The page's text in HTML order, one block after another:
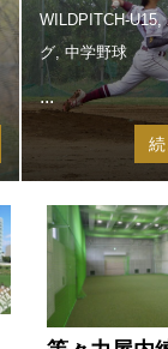
WILDPITCH-U15,
グ,中学野球
...